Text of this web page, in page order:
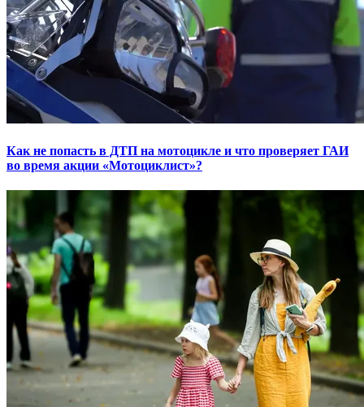
Как не попасть в ДТП на мотоцикле и что проверяет ГАИ
во время акции «Мотоциклист»?